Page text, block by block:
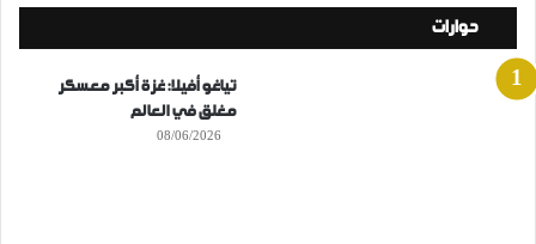
حوارات
تياغو أفيلا: غزة أكبر معسكر
مغلق في العالم
08/06/2026